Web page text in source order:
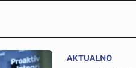
AKTUALNO